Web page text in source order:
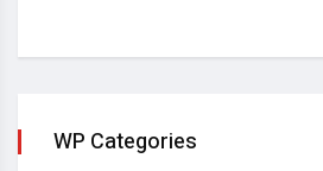
WP Categories